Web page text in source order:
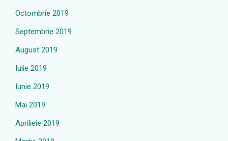
Octombrie 2019
Septembrie 2019
August 2019
Iulie 2019
Iunie 2019
Mai 2019
Aprilieie 2019